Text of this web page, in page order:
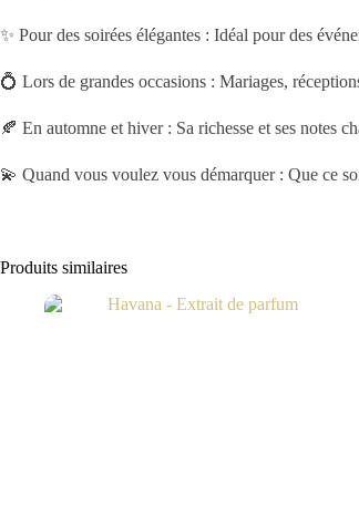
✨ Pour des soirées élégantes : Idéal pour des
💍 Lors de grandes occasions : Mariages,
🍂 En automne et hiver : Sa richesse et ses notes
💫 Quand vous voulez vous démarquer : Que ce
Produits similaires